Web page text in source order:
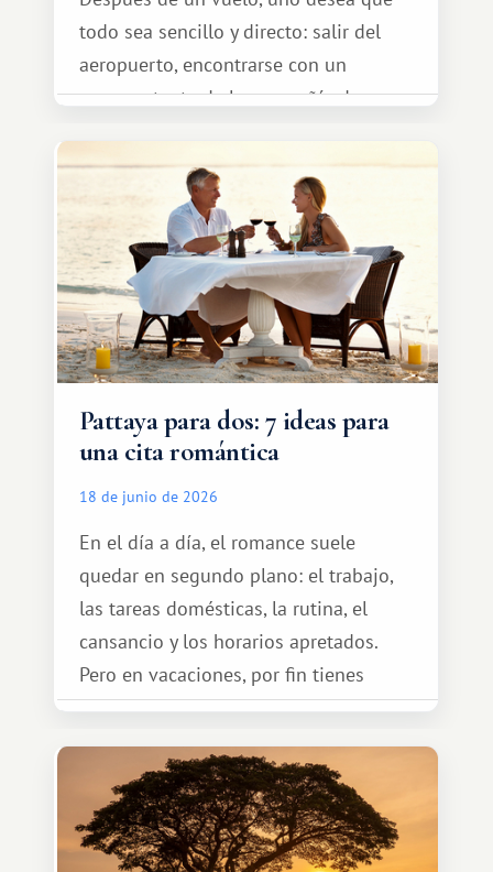
todo sea sencillo y directo: salir del
aeropuerto, encontrarse con un
representante de la compañía de
tranquilamente hasta el complejo
turístico.
Pattaya para dos: 7 ideas para
una cita romántica
18 de junio de 2026
En el día a día, el romance suele
quedar en segundo plano: el trabajo,
las tareas domésticas, la rutina, el
cansancio y los horarios apretados.
Pero en vacaciones, por fin tienes
espacio para dos y ganas de hacer algo
especial por tu pareja. No tiene por
qué ser algo grandioso, pero sí algo
cálido y memorable.